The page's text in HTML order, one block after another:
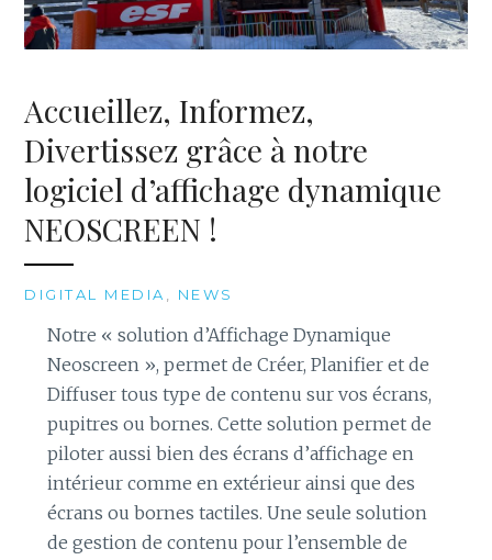
Accueillez, Informez,
Divertissez grâce à notre
logiciel d’affichage dynamique
NEOSCREEN !
DIGITAL MEDIA NEWS
Notre « solution d’Affichage Dynamique
Neoscreen », permet de Créer, Planifier et de
Diffuser tous type de contenu sur vos écrans,
pupitres ou bornes. Cette solution permet de
piloter aussi bien des écrans d’affichage en
intérieur comme en extérieur ainsi que des
écrans ou bornes tactiles. Une seule solution
de gestion de contenu pour l’ensemble de